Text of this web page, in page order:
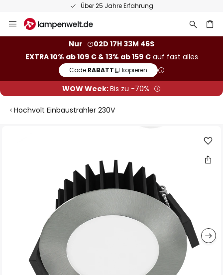
Über 25 Jahre Erfahrung
Inhalt
Nur
02D 17H 33M 45S
EXTRA 10% ab 109 € & 13% ab 159 €auf fast alles
Code:RABATT kopieren
WOW Week:Bis zu -70%
Hochvolt Einbaustrahler 230V